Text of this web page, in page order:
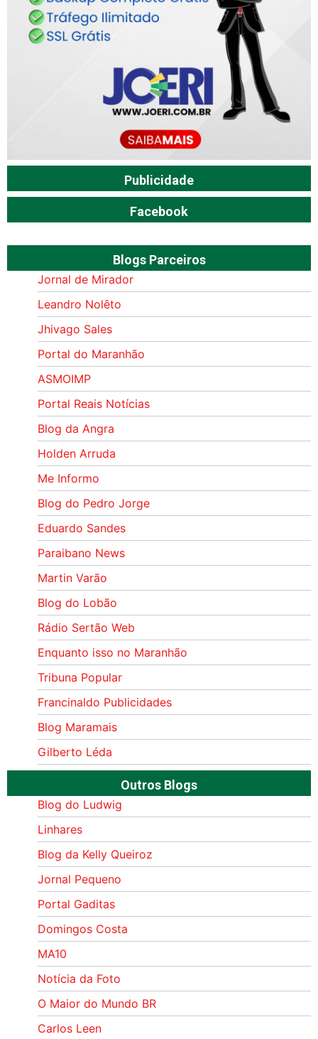
Publicidade
Facebook
Blogs Parceiros
Jornal de Mirador
Leandro Nolêto
Jhivago Sales
Portal do Maranhão
ASMOIMP
Portal Reais Notí­cias
Blog da Angra
Holden Arruda
Me Informo
Blog do Pedro Jorge
Eduardo Sandes
Paraibano News
Martin Varão
Blog do Lobão
Rádio Sertão Web
Enquanto isso no Maranhão
Tribuna Popular
Francinaldo Publicidades
Blog Maramais
Gilberto Léda
Outros Blogs
Blog do Ludwig
Linhares
Blog da Kelly Queiroz
Jornal Pequeno
Portal Gaditas
Domingos Costa
MA10
Notícia da Foto
O Maior do Mundo BR
Carlos Leen